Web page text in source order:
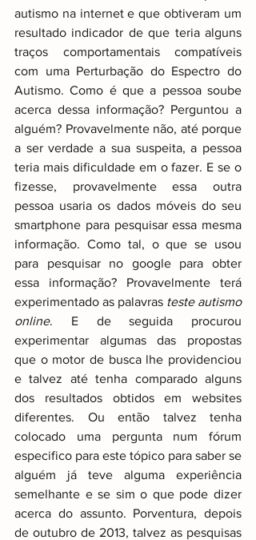
autismo na internet e que obtiveram um
resultado indicador de que teria alguns
traços comportamentais compatíveis
com uma Perturbação do Espectro do
Autismo. Como é que a pessoa soube
acerca dessa informação? Perguntou a
alguém? Provavelmente não, até porque
a ser verdade a sua suspeita, a pessoa
teria mais dificuldade em o fazer. E se o
fizesse, provavelmente essa outra
pessoa usaria os dados móveis do seu
smartphone para pesquisar essa mesma
informação. Como tal, o que se usou
para pesquisar no google para obter
essa informação? Provavelmente terá
experimentado as palavras teste autismo
online. E de seguida procurou
experimentar algumas das propostas
que o motor de busca lhe providenciou
e talvez até tenha comparado alguns
dos resultados obtidos em websites
diferentes. Ou então talvez tenha
colocado uma pergunta num fórum
especifico para este tópico para saber se
alguém já teve alguma experiência
semelhante e se sim o que pode dizer
acerca do assunto. Porventura, depois
de outubro de 2013, talvez as pesquisas